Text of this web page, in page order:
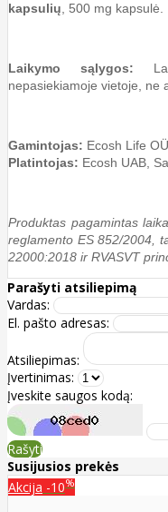
kapsulių , 500 mg kapsulė.
Laikymo sąlygos:
nepasiekiamoje vietoje, ne
Gamintojas: Ecosh Life
Platintojas: Ecosh UAB,
Produktas pagamintas
reglamento ES 852/2004,
22000:2018 ir RVASVT
Parašyti atsiliepimą
Vardas:
El. pašto adresas:
Atsiliepimas:
Įvertinimas:
Įveskite saugos kodą:
Rašyti
Susijusios prekės
Akcija -10%